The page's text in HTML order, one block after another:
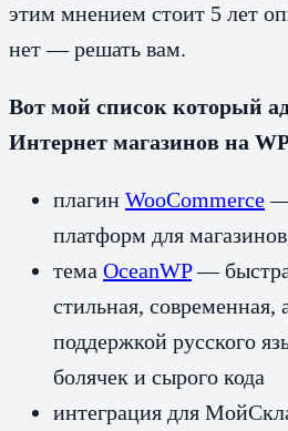
этим мнением стоит 5 лет
нет — решать вам.
Вот мой список который
Интернет магазинов на
плагин WooCommerce—
платформ для
тема OceanWP—
стильная, современная,
поддержкой русского
болячек и сырого кода
интеграция для